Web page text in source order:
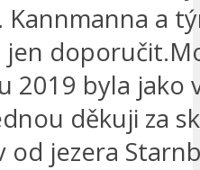
a
jen
2019 byla jako
děkuji za
od jezera